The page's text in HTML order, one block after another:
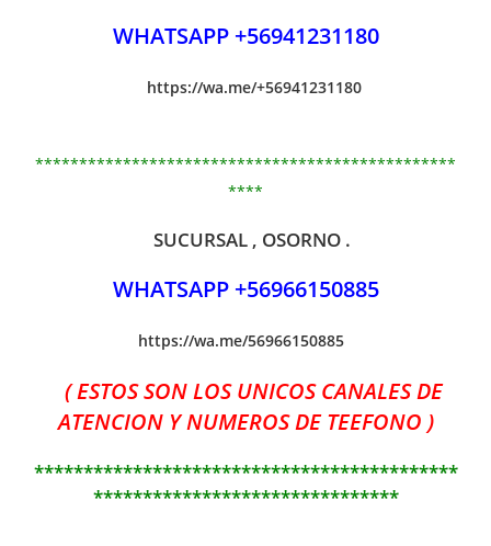
WHATSAPP +56941231180
https://wa.me/+56941231180
************************************************
****
SUCURSAL , OSORNO .
WHATSAPP +56966150885
https://wa.me/56966150885
( ESTOS SON LOS UNICOS CANALES DE
ATENCION Y NUMEROS DE TEEFONO )
*******************************************
*******************************